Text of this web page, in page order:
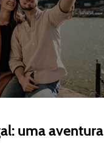
uma aventura